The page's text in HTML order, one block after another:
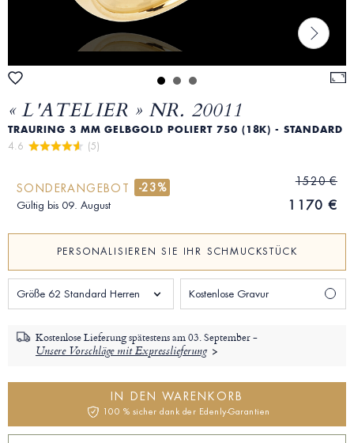
« L'ATELIER » NR. 20011
TRAURING 3 MM GELBGOLD POLIERT 750 (18K) - STANDARD
4.6 (5)
SONDERANGEBOT -23%
Gültig bis 09. August
1520 €
1170 €
PERSONALISIEREN SIE IHR SCHMUCKSTÜCK
Größe 62 Standard Herren Kostenlose Gravur
Kostenlose Lieferung spätestens am03. September -
Unsere Vorschläge mit Expresslieferung
IN DEN WARENKORB
100 % sicher dank der Edenly-Garantien